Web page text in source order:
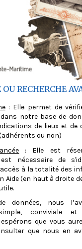
OU RECHERCHE
: Elle permet de
notre base de
de lieux et de
ou non)
: Elle est
nécessaire de
à la totalité des
Aide (en haut à droite
données, nous
conviviale et
que vous
que nous en